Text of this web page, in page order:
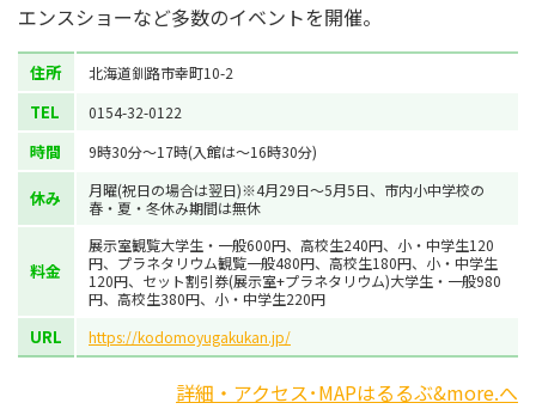
エンスショーなど多数のイベントを開催。
住所 北海道釧路市幸町10-2
TEL 0154-32-0122
時間 9時30分～17時(入館は～16時30分)
休み
月曜(祝日の場合は翌日)※4月29日～5月5日、市内小中学校の
春・夏・冬休み期間は無休
料金
展示室観覧大学生・一般600円、高校生240円、小・中学生120
円、プラネタリウム観覧一般480円、高校生180円、小・中学生
120円、セット割引券(展示室+プラネタリウム)大学生・一般980
円、高校生380円、小・中学生220円
URL https://kodomoyugakukan.jp/
詳細・アクセス･MAPはるるぶ&more.へ